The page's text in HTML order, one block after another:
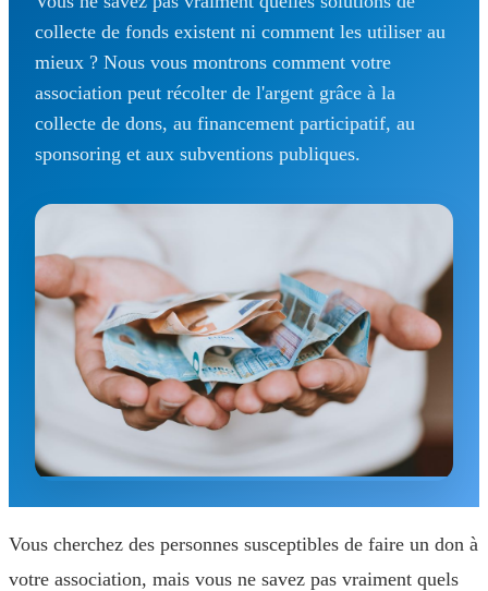
collecte de fonds existent ni comment les utiliser au
mieux ? Nous vous montrons comment votre
association peut récolter de l'argent grâce à la
collecte de dons, au financement participatif, au
sponsoring et aux subventions publiques.
Vous cherchez des personnes susceptibles de faire un don à
votre association, mais vous ne savez pas vraiment quels